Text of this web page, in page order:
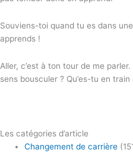
Souviens-toi quand tu es dans une
apprends !
Aller, c’est à ton tour de me
sens bousculer ? Qu’es-tu en train
Les catégories d’article
Changement de carrière